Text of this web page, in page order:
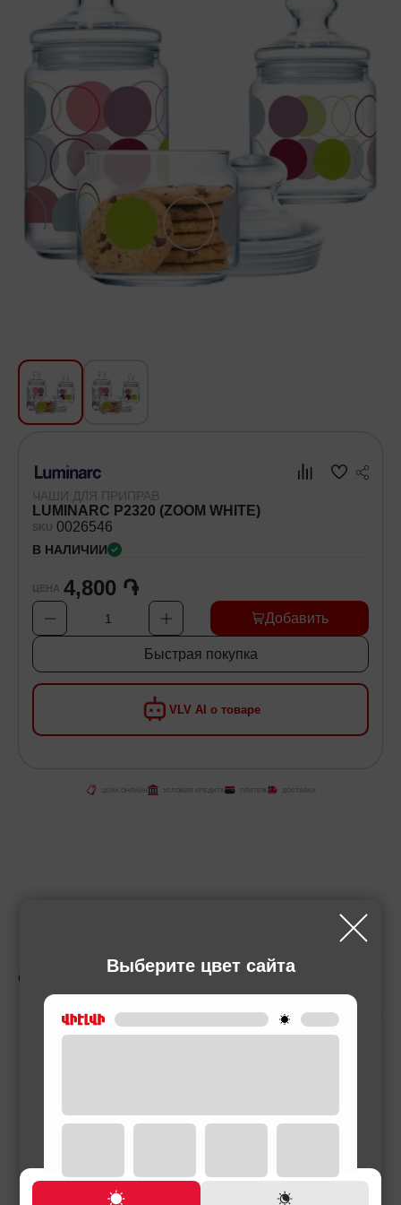
Выберите цвет сайта
Для кухни
Аудиотехника для автомобилей
Инструменты
Санкерамика
Дом и Сад
Посуда
VLV AI о товаре
ЧАШИ ДЛЯ ПРИПРАВ
LUMINARC P2320 (ZOOM WHITE)
SKU 0026546
В НАЛИЧИИ
ЦЕНА 4,800 ֏
1 Добавить
Быстрая покупка
ЦЕНА ОНЛАЙН УСЛОВИЯ КРЕДИТА ПЛАТЕЖ ДОСТАВКА
СОПУТСТВУЮЩИЕ ТОВАРЫ